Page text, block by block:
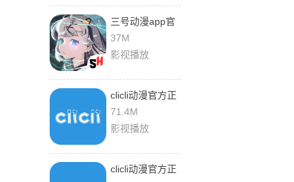
三号动漫app官
方正版下载
37M
影视播放
clicli动漫官方正
版
71.4M
影视播放
clicli动漫官方正